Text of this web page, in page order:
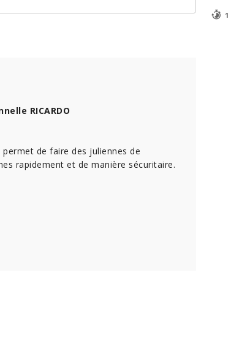
1
RICARDO
permet de faire des juliennes de
rapidement et de manière sécuritaire.